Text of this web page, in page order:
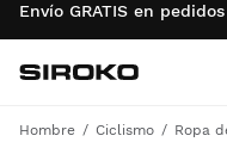
Envío GRATIS en
Ir a la
Hombre Ciclismo Ropa